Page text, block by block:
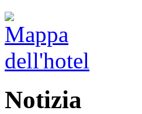
Notizia